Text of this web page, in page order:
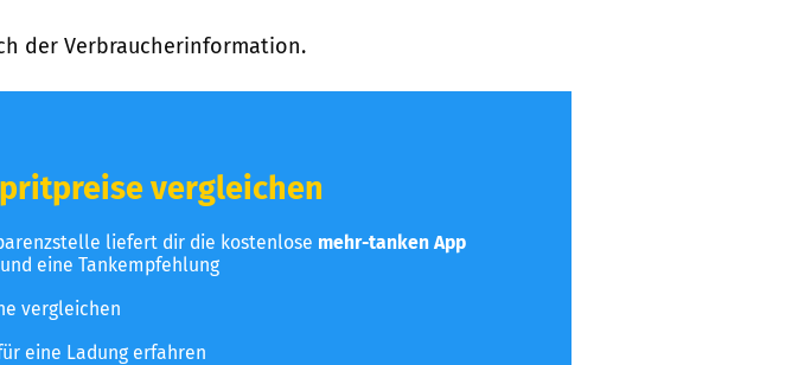
der Verbraucherinformation.
vergleichen
liefert dir die kostenlose mehr-tanken App
eine Tankempfehlung
vergleichen
eine Ladung erfahren